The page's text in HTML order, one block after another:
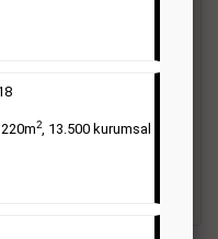
mini reklam şeklinde
tirajını önemli ölçüde
ilanlarında 6 kelime
2, 13.500 kurumsal